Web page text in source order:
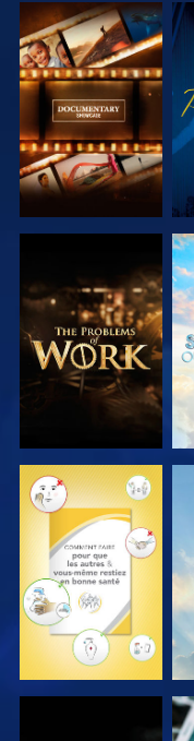
DÉCOUVRIR
LES SÉRIES
DÉCOUVRIR
LES SÉRIES
REGARDER